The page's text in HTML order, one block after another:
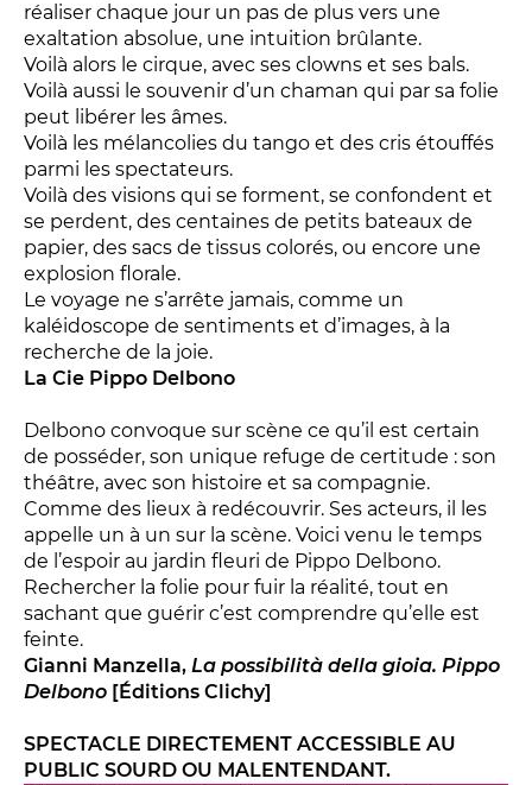
LES ACTIONS PÉDAGOGIQUES
Lettres à... [8 édition]
Les Spectacles itinérants
Moulins en scène
Autour des spectacles
Visites
INFOS PRATIQUES
NOS SALLES
réaliser chaque jour un pas de plus vers une
exaltation absolue, une intuition brûlante.
Voilà alors le cirque, avec ses clowns et ses bals.
Voilà aussi le souvenir d’un chaman qui par sa folie
peut libérer les âmes.
Voilà les mélancolies du tango et des cris étouffés
parmi les spectateurs.
Voilà des visions qui se forment, se confondent et
se perdent, des centaines de petits bateaux de
papier, des sacs de tissus colorés, ou encore une
explosion florale.
Le voyage ne s’arrête jamais, comme un
kaléidoscope de sentiments et d’images, à la
recherche de la joie.
La Cie Pippo Delbono
Delbono convoque sur scène ce qu’il est certain
de posséder, son unique refuge de certitude : son
théâtre, avec son histoire et sa compagnie.
Comme des lieux à redécouvrir. Ses acteurs, il les
appelle un à un sur la scène. Voici venu le temps
de l’espoir au jardin fleuri de Pippo Delbono.
Rechercher la folie pour fuir la réalité, tout en
sachant que guérir c’est comprendre qu’elle est
feinte.
Gianni Manzella, La possibilità della gioia. Pippo
Delbono [Éditions Clichy]
SPECTACLE DIRECTEMENT ACCESSIBLE AU
PUBLIC SOURD OU MALENTENDANT.